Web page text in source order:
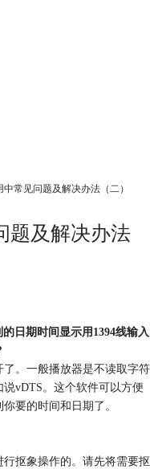
常见问题及解决办法（二）
题及解决办法
日期时间显示用1394线输入
。一般播放器是不读取字符
vDTS。这个软件可以方便
要的时间和日期了。
抠象操作的。请先将需要抠